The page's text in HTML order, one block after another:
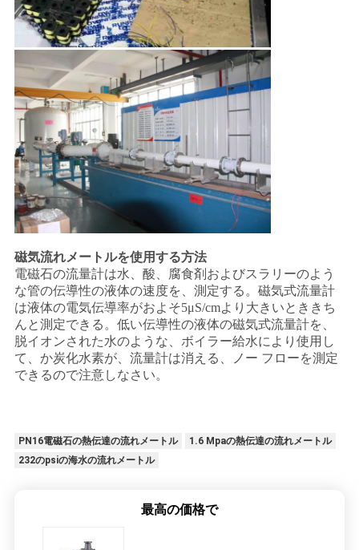
磁気流れメートルを使用する方法
電磁石の流量計は水、酸、腐食剤およびスラリーのよう
な管の伝導性の液体の速度を、測定する。磁気式流量計
は液体の電気伝導率がおよそ5μS/cmより大きいとききち
んと測定できる。低い伝導性の液体の磁気式流量計を、
脱イオンされた水のような、ボイラー給水により使用し
て、か炭化水素が、流量計は消える、ノー フローを測定
できるので注意しなさい。
PN16電磁石の熱伝達の流れメートル
1.6 Mpaの熱伝達の流れメートル
232のpsiの海水の流れメートル
最高の価格で